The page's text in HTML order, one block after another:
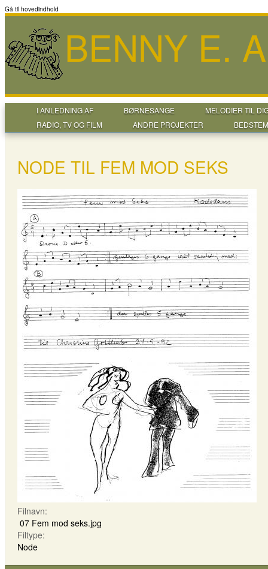
Gå til hovedindhold
BENNY E.
I ANLEDNING AF BØRNESANGE
MELODIER TIL
RADIO, TV OG FILM
ANDRE PROJEKTER
NODE TIL FEM MOD SEKS
Filnavn:
07 Fem mod seks.jpg
Filtype:
Node